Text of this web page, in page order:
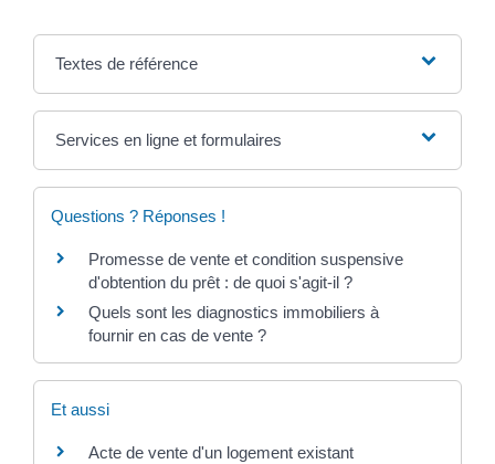
Textes de référence
Services en ligne et formulaires
Questions ? Réponses !
Promesse de vente et condition suspensive
d'obtention du prêt : de quoi s'agit-il ?
Quels sont les diagnostics immobiliers à
fournir en cas de vente ?
Et aussi
Acte de vente d'un logement existant